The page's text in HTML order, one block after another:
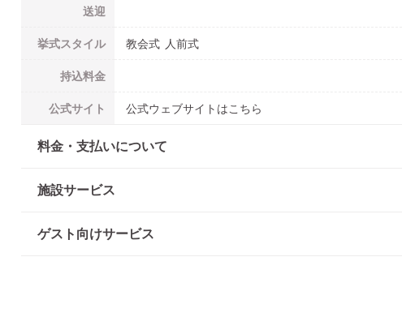
送迎
挙式スタイル 教会式 人前式
持込料金
公式サイト 公式ウェブサイトはこちら
料金・支払いについて
施設サービス
ゲスト向けサービス